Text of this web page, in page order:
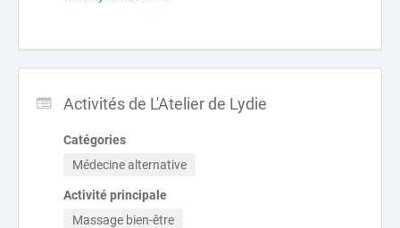
Activités de L'Atelier de Lydie
Catégories
Médecine alternative
Activité principale
Massage bien-être